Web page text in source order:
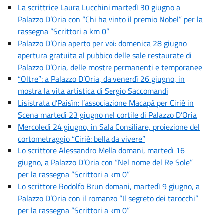
La scrittrice Laura Lucchini martedì 30 giugno a
Palazzo D’Oria con “Chi ha vinto il premio Nobel” per la
rassegna “Scrittori a km 0”
Palazzo D’Oria aperto per voi: domenica 28 giugno
apertura gratuita al pubbico delle sale restaurate di
Palazzo D’Oria, delle mostre permanenti e temporanee
“Oltre”: a Palazzo D’Oria, da venerdì 26 giugno, in
mostra la vita artistica di Sergio Saccomandi
Lisistrata d’Paisìn: l’associazione Macapà per Ciriè in
Scena martedì 23 giugno nel cortile di Palazzo D’Oria
Mercoledì 24 giugno, in Sala Consiliare, proiezione del
cortometraggio “Cirié: bella da vivere”
Lo scrittore Alessandro Mella domani, martedì 16
giugno, a Palazzo D’Oria con “Nel nome del Re Sole”
per la rassegna “Scrittori a km 0”
Lo scrittore Rodolfo Brun domani, martedì 9 giugno, a
Palazzo D’Oria con il romanzo “Il segreto dei tarocchi”
per la rassegna “Scrittori a km 0”